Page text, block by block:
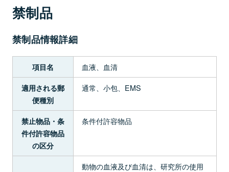
禁制品
禁制品情報詳細
項目名 血液、血清
適用される郵
便種別
通常、小包、EMS
禁止物品・条
件付許容物品
の区分
条件付許容物品
動物の血液及び血清は、研究所の使用